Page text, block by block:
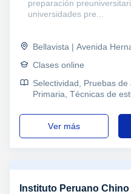
preparación
universidades pre...
Bellavista | Avenida
Clases online
Selectividad, Pruebas de
Primaria, Técnicas de
ver más
Instituto Peruano Chino